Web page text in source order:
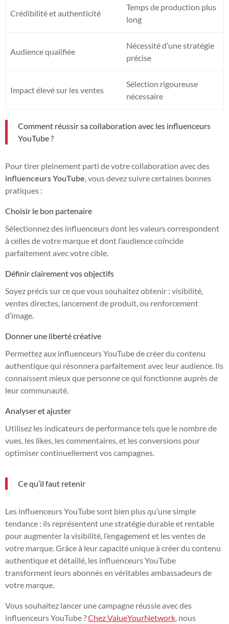
Crédibilité et authenticité
Temps de production plus
long
Audience qualifiée
Nécessité d’une stratégie
précise
Impact élevé sur les ventes
Sélection rigoureuse
nécessaire
Comment réussir sa collaboration avec les influenceurs
YouTube ?
Pour tirer pleinement parti de votre collaboration avec des
influenceurs YouTube , vous devez suivre certaines bonnes
pratiques :
Choisir le bon partenaire
Sélectionnez des influenceurs dont les valeurs correspondent
à celles de votre marque et dont l’audience coïncide
parfaitement avec votre cible.
Définir clairement vos objectifs
Soyez précis sur ce que vous souhaitez obtenir : visibilité,
ventes directes, lancement de produit, ou renforcement
d’image.
Donner une liberté créative
Permettez aux influenceurs YouTube de créer du contenu
authentique qui résonnera parfaitement avec leur audience. Ils
connaissent mieux que personne ce qui fonctionne auprès de
leur communauté.
Analyser et ajuster
Utilisez les indicateurs de performance tels que le nombre de
vues, les likes, les commentaires, et les conversions pour
optimiser continuellement vos campagnes.
Ce qu’il faut retenir
Les influenceurs YouTube sont bien plus qu’une simple
tendance : ils représentent une stratégie durable et rentable
pour augmenter la visibilité, l’engagement et les ventes de
votre marque. Grâce à leur capacité unique à créer du contenu
authentique et détaillé, les influenceurs YouTube
transforment leurs abonnés en véritables ambassadeurs de
votre marque.
Vous souhaitez lancer une campagne réussie avec des
influenceurs YouTube ?Chez ValueYourNetwork , nous